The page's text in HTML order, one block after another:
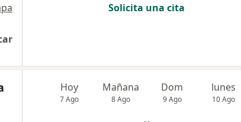
Solicita una cita
Hoy
7 Ago
Mañana
8 Ago
Dom
9 Ago
lunes
10 Ago